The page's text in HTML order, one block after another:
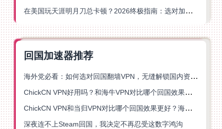
在美国玩天涯明月刀总卡顿？2026终极指南：选对加速器让你丝滑连招
回国加速器推荐
海外党必看：如何选对回国翻墙VPN，无缝解锁国内资源？
ChickCN VPN好用吗？和海牛VPN对比哪个回国效果更好？
ChickCN VPN和当归VPN对比哪个回国效果更好？海外党亲测后选了它
深夜连不上Steam回国，我决定不再忍受这数字鸿沟